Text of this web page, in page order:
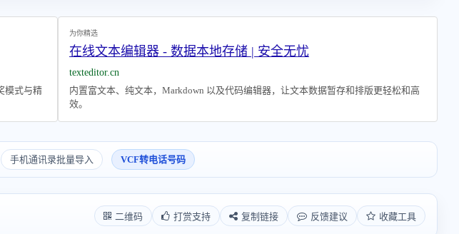
模式与精
为你精选
在线文本编辑器 - 数据本地存储 | 安全无忧
texteditor.cn
内置富文本、纯文本，Markdown 以及代码编辑器，让文本数据暂存和排版更轻松和高
效。
手机通讯录批量导入 VCF转电话号码
二维码 打赏支持 复制链接 反馈建议 收藏工具